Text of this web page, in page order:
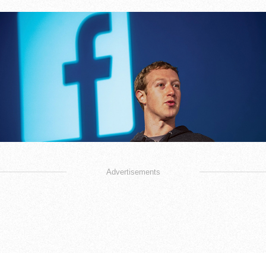
Advertisements